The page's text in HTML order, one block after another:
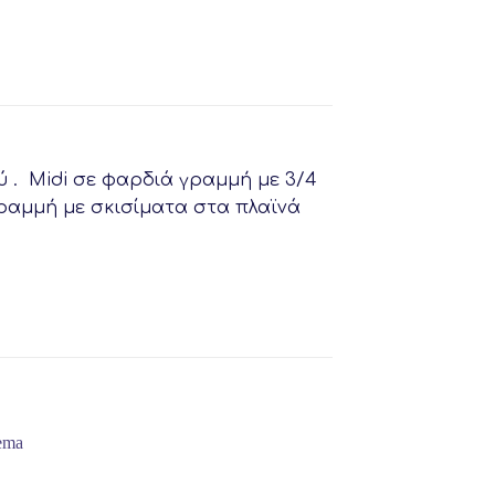
. Midi σε φαρδιά γραμμή με 3/4
με σκισίματα στα πλαϊνά